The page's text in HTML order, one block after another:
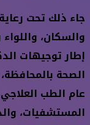
جاء ذلك تحت
والسكان،
إطار توجيهات
الصحة
عام الطب
المستشفيات،